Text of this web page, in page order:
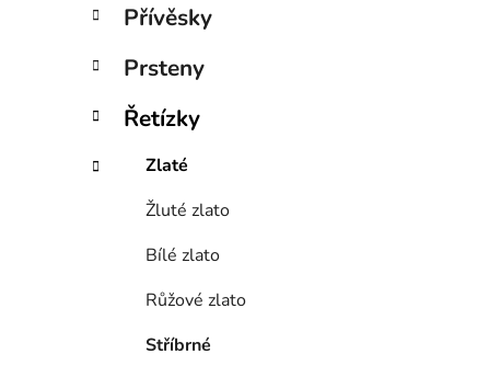
n
n
í
p
n
i
Přívěsky
Prsteny
Řetízky
Zlaté
Žluté zlato
Bílé zlato
Růžové zlato
Stříbrné